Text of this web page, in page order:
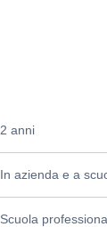
2 anni
In azienda e a
Scuola